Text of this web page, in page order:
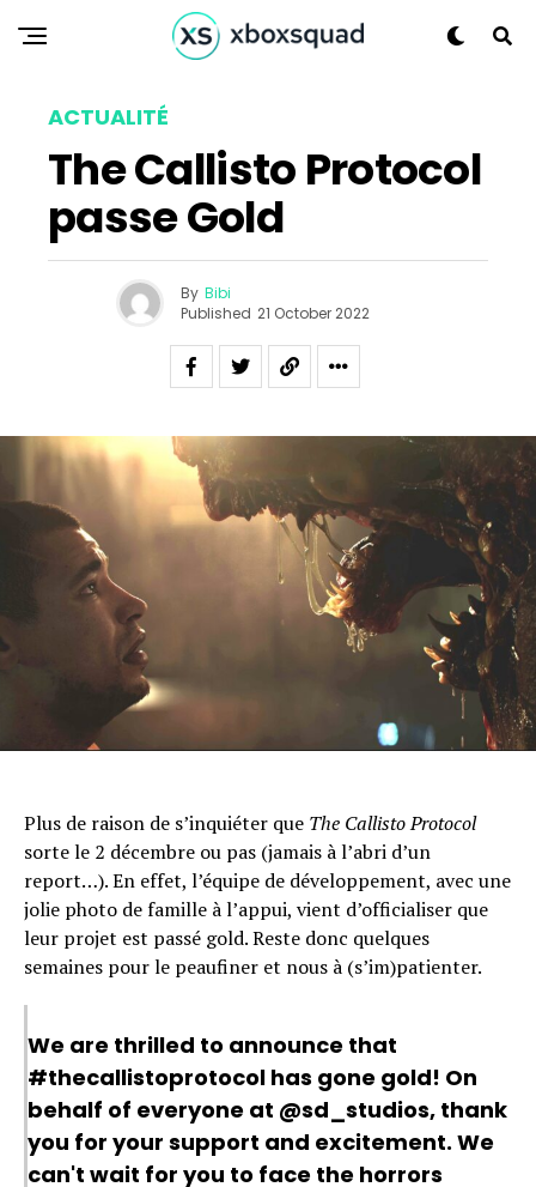
ACTUALITÉ
The Callisto Protocol
passe Gold
By Bibi
Published 21 October 2022
Plus de raison de s’inquiéter que The Callisto Protocol
sorte le 2 décembre ou pas (jamais à l’abri d’un
report…). En effet, l’équipe de développement, avec une
jolie photo de famille à l’appui, vient d’officialiser que
leur projet est passé gold. Reste donc quelques
semaines pour le peaufiner et nous à (s’im)patienter.
We are thrilled to announce that
#thecallistoprotocol has gone gold! On
behalf of everyone at @sd_studios, thank
you for your support and excitement. We
can't wait for you to face the horrors